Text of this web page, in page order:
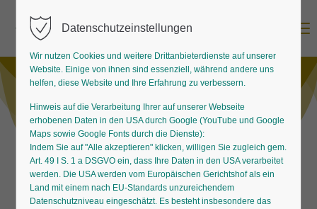
Datenschutzeinstellungen
Wir nutzen Cookies und weitere Drittanbieterdienste auf unserer
Website. Einige von ihnen sind essenziell, während andere uns
helfen, diese Website und Ihre Erfahrung zu verbessern.
Hinweis auf die Verarbeitung Ihrer auf unserer Webseite
erhobenen Daten in den USA durch Google (YouTube und Google
Maps sowie Google Fonts durch die Dienste):
Indem Sie auf "Alle akzeptieren" klicken, willigen Sie zugleich gem.
Art. 49 I S. 1 a DSGVO ein, dass Ihre Daten in den USA verarbeitet
werden. Die USA werden vom Europäischen Gerichtshof als ein
Land mit einem nach EU-Standards unzureichendem
Datenschutzniveau eingeschätzt. Es besteht insbesondere das